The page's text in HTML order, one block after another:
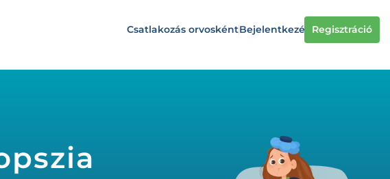
Csatlakozás orvoskéntBejelentkezés Regisztráció